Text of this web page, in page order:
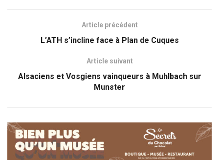
Article précédent
L’ATH s’incline face à Plan de Cuques
Article suivant
Alsaciens et Vosgiens vainqueurs à Muhlbach sur
Munster